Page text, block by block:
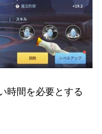
時間を必要とする